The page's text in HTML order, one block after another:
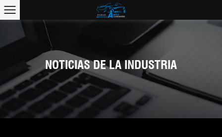
NOTICIAS DE LA INDUSTRIA